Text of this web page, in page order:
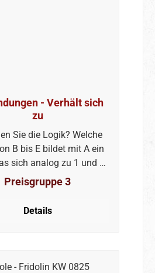
- Verhält sich
zu
Sie die Logik? Welche
B bis E bildet mit A ein
sich analog zu 1 und 2
verhält?
Preisgruppe 3
Details